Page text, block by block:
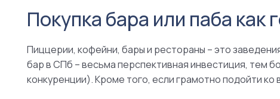
Покупка бара или паба как
Пиццерии, кофейни, бары и рестораны – это
бар в СПб – весьма перспективная инвестиция, тем
конкуренции). Кроме того, если грамотно подойти